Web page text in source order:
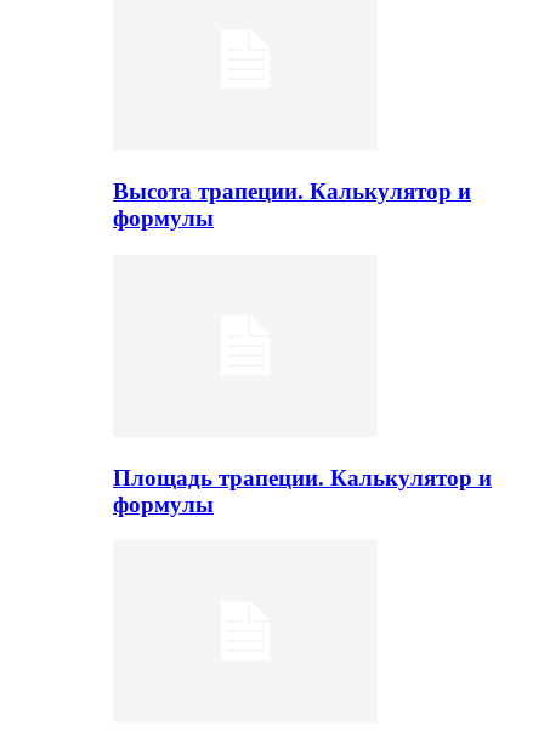
Высота трапеции. Калькулятор и
формулы
Площадь трапеции. Калькулятор и
формулы